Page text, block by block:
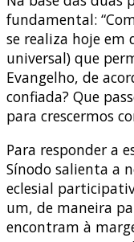
fundamental:
se realiza hoje em
universal) que
Evangelho, de
confiada? Que
para crescermos
Para responder a
Sínodo salienta a
eclesial
um, de maneira
encontram à